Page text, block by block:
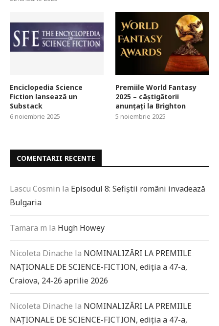
Enciclopedia Science
Fiction lansează un
Substack
6 noiembrie 2025
Premiile World Fantasy
2025 – câștigătorii
anunțați la Brighton
5 noiembrie 2025
COMENTARII RECENTE
Lascu Cosmin la Episodul 8: Sefiștii români invadează
Bulgaria
Tamara m la Hugh Howey
Nicoleta Dinache la NOMINALIZĂRI LA PREMIILE
NAȚIONALE DE SCIENCE-FICTION, ediția a 47-a,
Craiova, 24-26 aprilie 2026
Nicoleta Dinache la NOMINALIZĂRI LA PREMIILE
NAȚIONALE DE SCIENCE-FICTION, ediția a 47-a,